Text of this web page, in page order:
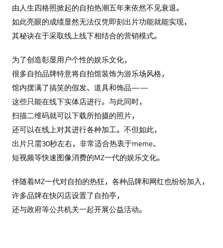
由人生四格照掀起的自拍热潮五年来依然不见衰退。
如此亮眼的成绩显然无法仅凭即刻出片功能就能实现，
其秘诀在于采取线上线下相结合的营销模式。
为了创造彰显用户个性的娱乐文化，
很多自拍品牌特意将自拍馆装饰为游乐场风格，
馆内摆满了搞笑的假发、道具和饰品——
这些只能在线下实体店进行。与此同时，
扫描二维码就可以下载所拍摄的照片，
还可以在线上对其进行各种加工。不但如此，
出片只需30秒左右，非常适合热衷于meme、
短视频等快速图像消费的MZ一代的娱乐文化。
伴随着MZ一代对自拍的热狂，各种品牌和网红也纷纷加入，
许多品牌在快闪店设置了自拍亭，
还与政府等公共机关一起开展公益活动。